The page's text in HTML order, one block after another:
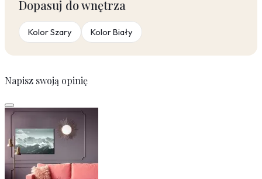
Dopasuj do wnętrza
Kolor Szary Kolor Biały
Napisz swoją opinię